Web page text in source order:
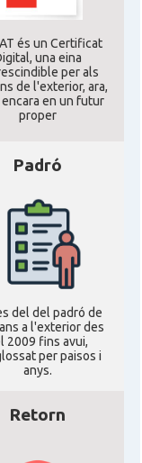
és un Certificat
una eina
per als
de l'exterior, ara,
encara en un futur
proper
Padró
del del padró de
a l'exterior des
2009 fins avui,
per paisos i
anys.
Retorn